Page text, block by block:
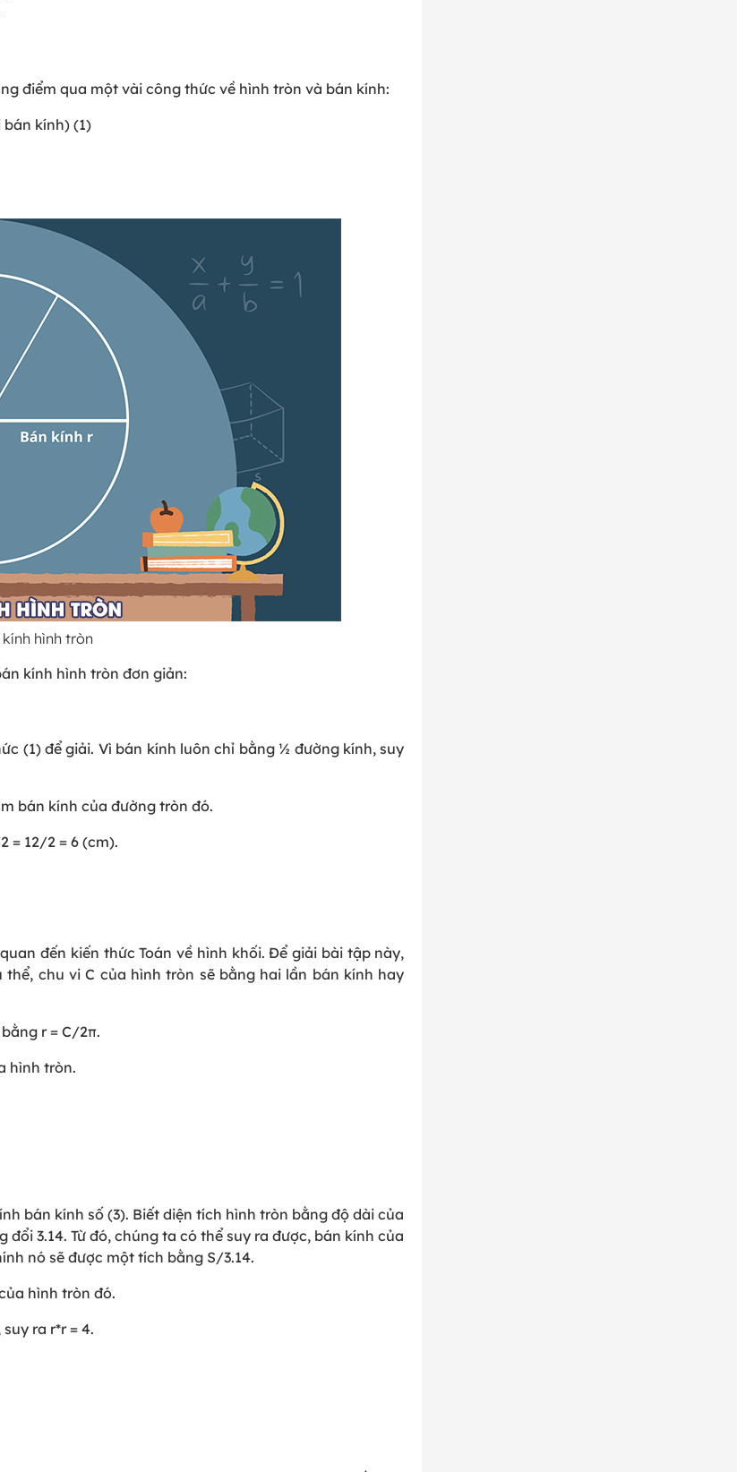
điểm qua một vài công thức về hình tròn và bán kính:
kính) (1)
hình tròn
kính hình tròn đơn giản:
(1) để giải. Vì bán kính luôn chỉ bằng ½ đường kính, suy
bán kính của đường tròn đó.
= 12/2 = 6 (cm).
đến kiến thức Toán về hình khối. Để giải bài tập này,
chu vi C của hình tròn sẽ bằng hai lần bán kính hay
r = C/2π.
hình tròn.
bán kính số (3). Biết diện tích hình tròn bằng độ dài của
3.14. Từ đó, chúng ta có thể suy ra được, bán kính của
nó sẽ được một tích bằng S/3.14.
hình tròn đó.
ra r*r = 4.